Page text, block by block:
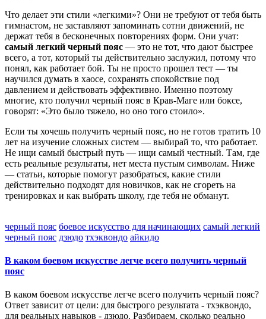
Что делает эти стили «легкими»? Они не требуют от тебя быть
гимнастом, не заставляют запоминать сотни движений, не
держат тебя в бесконечных повторениях форм. Они учат:
самый легкий черный пояс — это не тот, что дают быстрее
всего, а тот, который ты действительно заслужил, потому что
понял, как работает бой. Ты не просто прошел тест — ты
научился думать в хаосе, сохранять спокойствие под
давлением и действовать эффективно. Именно поэтому
многие, кто получил черный пояс в Крав-Маге или боксе,
говорят: «Это было тяжело, но оно того стоило».
Если ты хочешь получить черный пояс, но не готов тратить 10
лет на изучение сложных систем — выбирай то, что работает.
Не ищи самый быстрый путь — ищи самый честный. Там, где
есть реальные результаты, нет места пустым символам. Ниже
— статьи, которые помогут разобраться, какие стили
действительно подходят для новичков, как не сгореть на
тренировках и как выбрать школу, где тебя не обманут.
черный пояс боевое искусство для начинающих самый легкий
черный пояс дзюдо тхэквондо айкидо
В каком боевом искусстве легче всего получить черный
пояс
В каком боевом искусстве легче всего получить черный пояс?
Ответ зависит от цели: для быстрого результата - тхэквондо,
для реальных навыков - дзюдо. Разбираем, сколько реально